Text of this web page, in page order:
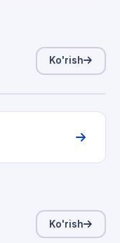
Ko'rish
Ko'rish